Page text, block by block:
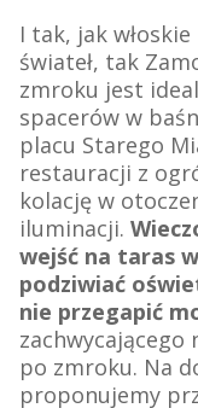
I tak, jak
świateł, tak
zmroku jest
spacerów w
placu Starego
restauracji z
kolację w
iluminacji.
wejść na taras
podziwiać
nie przegapić
zachwycającego
po zmroku. Na
proponujemy